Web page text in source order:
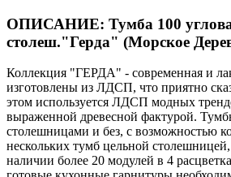
ОПИСАНИЕ: Тумба 100
столеш."Герда" (Морское
Коллекция "ГЕРДА" - современная и
изготовлены из ЛДСП, что приятно
этом используется ЛДСП модных
выраженной древесной фактурой.
столешницами и без, с возможностью
нескольких тумб цельной
наличии более 20 модулей в 4